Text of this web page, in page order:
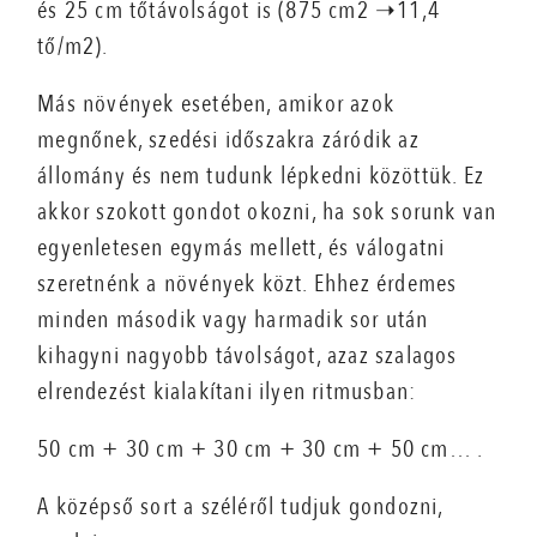
és 25 cm tőtávolságot is (875 cm2 ➝11,4
tő/m2).
Más növények esetében, amikor azok
megnőnek, szedési időszakra záródik az
állomány és nem tudunk lépkedni közöttük. Ez
akkor szokott gondot okozni, ha sok sorunk van
egyenletesen egymás mellett, és válogatni
szeretnénk a növények közt. Ehhez érdemes
minden második vagy harmadik sor után
kihagyni nagyobb távolságot, azaz szalagos
elrendezést kialakítani ilyen ritmusban:
50 cm + 30 cm + 30 cm + 30 cm + 50 cm… .
A középső sort a széléről tudjuk gondozni,